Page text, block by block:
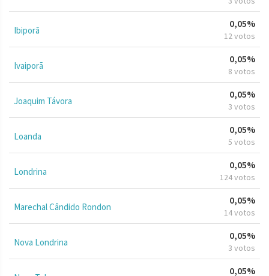
Ibiporã
0,05%
12 votos
Ivaiporã
0,05%
8 votos
Joaquim Távora
0,05%
3 votos
Loanda
0,05%
5 votos
Londrina
0,05%
124 votos
Marechal Cândido Rondon
0,05%
14 votos
Nova Londrina
0,05%
3 votos
0,05%